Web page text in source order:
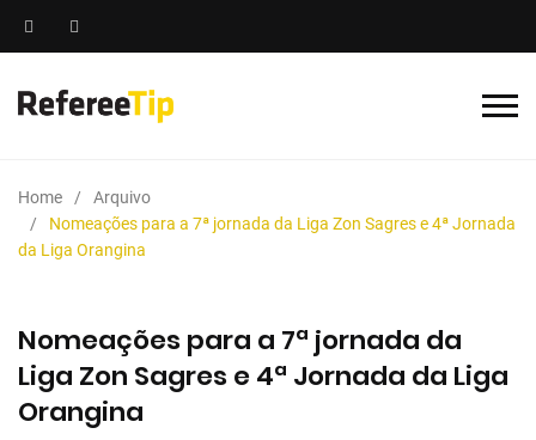
Home
Arquivo
Nomeações para a 7ª jornada da Liga Zon Sagres e 4ª Jornada
da Liga Orangina
Nomeações para a 7ª jornada da
Liga Zon Sagres e 4ª Jornada da Liga
Orangina